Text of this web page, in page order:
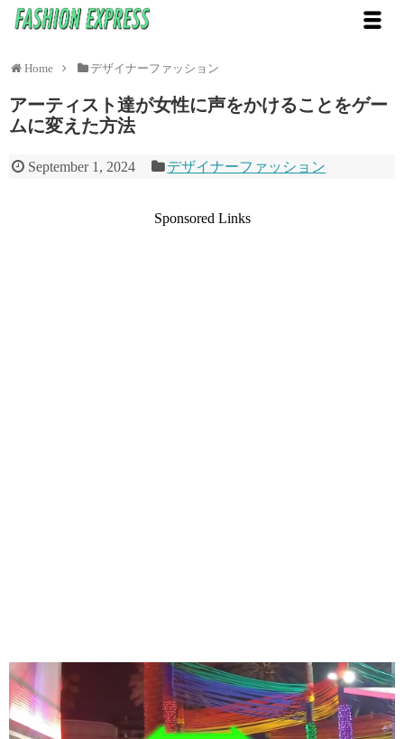
Home デザイナーファッション
アーティスト達が女性に声をかけることをゲー
ムに変えた方法
September 1, 2024 デザイナーファッション
Sponsored Links